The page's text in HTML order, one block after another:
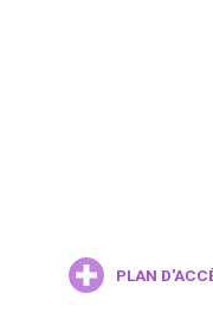
PLAN